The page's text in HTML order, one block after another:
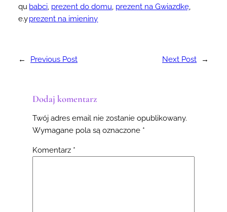
qu
e.y
babci, prezent do domu, prezent na Gwiazdkę
prezent na imieniny
← Previous Post Next Post →
Dodaj komentarz
Twój adres email nie zostanie opublikowany.
Wymagane pola są oznaczone *
Komentarz *